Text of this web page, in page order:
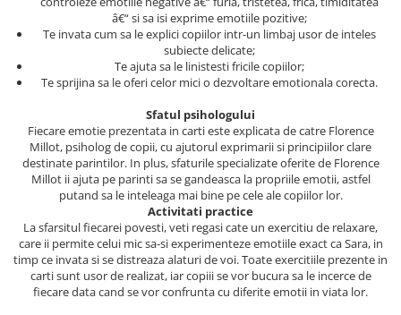
Senzatii/Thriller
Teatru
Teens Book Club
Umor
Adezivi si benzi adezive
Articole Birotica
Accesorii Arhivare
â€“ si sa isi exprime emotiile pozitive;
Te invata cum sa le explici copiilor intr-un limbaj usor de inteles
subiecte delicate;
Te ajuta sa le linistesti fricile copiilor;
Te sprijina sa le oferi celor mici o dezvoltare emotionala corecta.
Sfatul psihologului
Fiecare emotie prezentata in carti este explicata de catre Florence
Millot, psiholog de copii, cu ajutorul exprimarii si principiilor clare
destinate parintilor. In plus, sfaturile specializate oferite de Florence
Millot ii ajuta pe parinti sa se gandeasca la propriile emotii, astfel
putand sa le inteleaga mai bine pe cele ale copiilor lor.
Activitati practice
La sfarsitul fiecarei povesti, veti regasi cate un exercitiu de relaxare,
care ii permite celui mic sa-si experimenteze emotiile exact ca Sara, in
timp ce invata si se distreaza alaturi de voi. Toate exercitiile prezente in
carti sunt usor de realizat, iar copiii se vor bucura sa le incerce de
fiecare data cand se vor confrunta cu diferite emotii in viata lor.